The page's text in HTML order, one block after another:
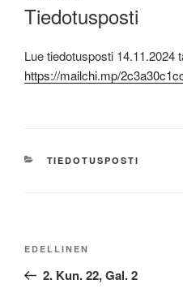
Tiedotusposti
Lue tiedotusposti 14.11.2024
https://mailchi.mp/
KATEGORIAT
TIEDOTUSPOSTI
Edellinen
artikkeli
EDELLINEN
2. Kun. 22, Gal. 2